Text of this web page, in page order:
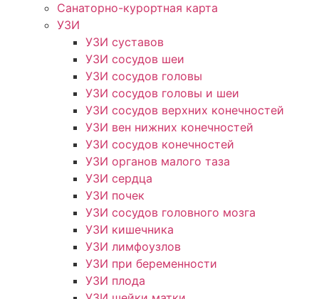
Санаторно-курортная карта
УЗИ
УЗИ суставов
УЗИ сосудов шеи
УЗИ сосудов головы
УЗИ сосудов головы и шеи
УЗИ сосудов верхних конечностей
УЗИ вен нижних конечностей
УЗИ сосудов конечностей
УЗИ органов малого таза
УЗИ сердца
УЗИ почек
УЗИ сосудов головного мозга
УЗИ кишечника
УЗИ лимфоузлов
УЗИ при беременности
УЗИ плода